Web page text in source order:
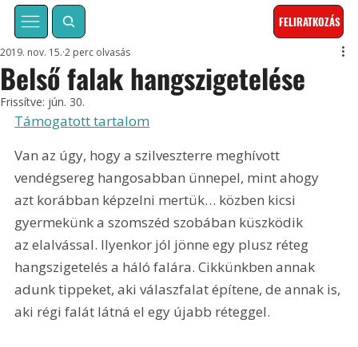
FELIRATKOZÁS
Belső falak hangszigetelése
2019. nov. 15. 2 perc olvasás
Frissítve: jún. 30.
Támogatott tartalom
Van az úgy, hogy a szilveszterre meghívott
vendégsereg hangosabban ünnepel, mint ahogy
azt korábban képzelni mertük… közben kicsi
gyermekünk a szomszéd szobában küszködik
az elalvással. Ilyenkor jól jönne egy plusz réteg
hangszigetelés a háló falára. Cikkünkben annak
adunk tippeket, aki válaszfalat építene, de annak is,
aki régi falát látná el egy újabb réteggel.